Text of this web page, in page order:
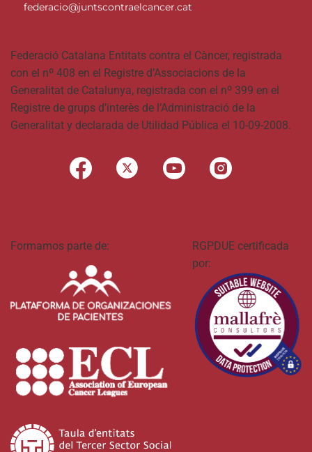
federacio@juntscontraelcancer.cat
Federació Catalana Entitats contra el Càncer, registrada
con el nº 408 en el Registre d’Associacions de la
Generalitat de Catalunya, registrada con el nº 399 en el
Registre de grups d’interès de l’Administració de la
Generalitat y declarada de Utilidad Pública el 10-09-2008.
Formamos parte de:
RGPDUE certificada
por: